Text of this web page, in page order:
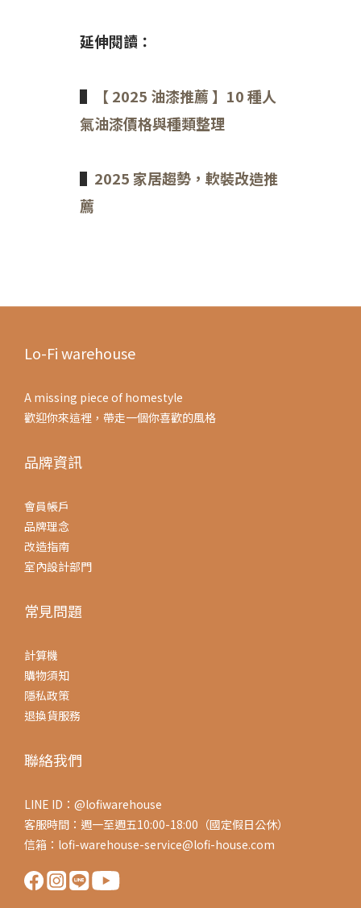
延伸閱讀：
▌
【 2025 油漆推薦 】10 種人
氣油漆價格與種類整理
▌ 2025 家居趨勢，軟裝改造推
薦
Lo-Fi warehouse
A missing piece of homestyle
歡迎你來這裡，帶走一個你喜歡的風格
品牌資訊
會員帳戶
品牌理念
改造指南
室內設計部門
常見問題
計算機
購物須知
隱私政策
退換貨服務
聯絡我們
LINE ID：@lofiwarehouse
客服時間：週一至週五10:00-18:00（國定假日公休）
信箱：lofi-warehouse-service@lofi-house.com